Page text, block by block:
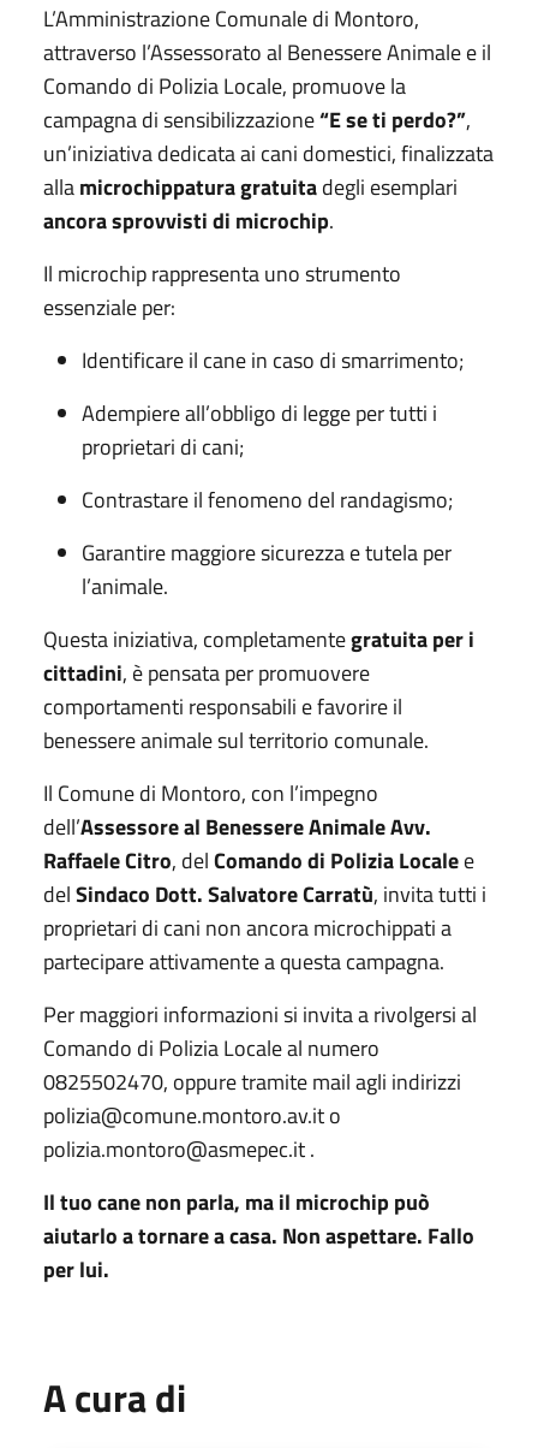
L’Amministrazione Comunale di Montoro,
attraverso l’Assessorato al Benessere Animale e il
Comando di Polizia Locale, promuove la
campagna di sensibilizzazione“E se ti perdo?”,
un’iniziativa dedicata ai cani domestici, finalizzata
allamicrochippatura gratuitadegli esemplari
ancora sprovvisti di microchip.
Il microchip rappresenta uno strumento
essenziale per:
Identificare il cane in caso di smarrimento;
Adempiere all’obbligo di legge per tutti i
proprietari di cani;
Contrastare il fenomeno del randagismo;
Garantire maggiore sicurezza e tutela per
l’animale.
Questa iniziativa, completamentegratuita per i
cittadini, è pensata per promuovere
comportamenti responsabili e favorire il
benessere animale sul territorio comunale.
Il Comune di Montoro, con l’impegno
dell’Assessore al Benessere Animale Avv.
Raffaele Citro, delComandodi Polizia Localee
delSindaco Dott. Salvatore Carratù, invita tutti i
proprietari di cani non ancora microchippati a
partecipare attivamente a questa campagna.
Per maggiori informazioni si invita a rivolgersi al
Comando di Polizia Locale al numero
0825502470, oppure tramite mail agli indirizzi
polizia@comune.montoro.av.it o
polizia.montoro@asmepec.it .
Il tuo cane non parla, ma il microchip può
aiutarlo a tornare a casa. Non aspettare. Fallo
per lui.
A cura di